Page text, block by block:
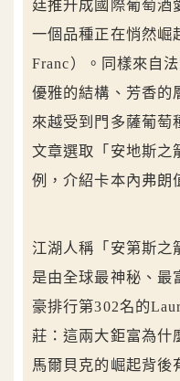
廷推升成國際葡萄酒
一個品種正在悄然
Franc）。同樣來自
優雅的結構、芳香的
來越受到門多薩葡萄
文章選取「安地斯之
例，介紹卡本內弗朗
江湖人稱「安第斯之
是由全球最神秘、最
豪排行第302名的
莊：這兩大鉅富為什
馬爾貝克的崛起背後